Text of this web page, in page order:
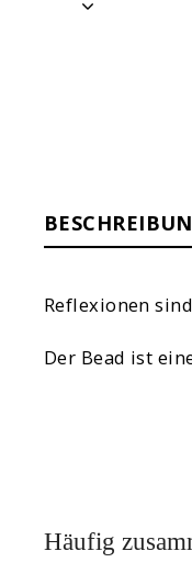
Reflexionen
Der Bead ist
Häufig